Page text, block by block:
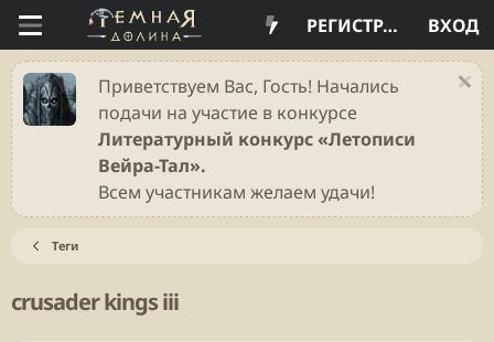
ВХОД
РЕГИСТРАЦИЯ
Приветствуем Вас, Гость! Начались
подачи на участие в конкурсе
Литературный конкурс «Летописи
Вейра-Тал».
Всем участникам желаем удачи!
Теги
crusader kings iii